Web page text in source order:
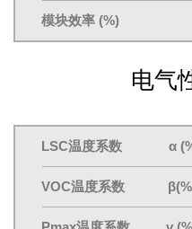
模块效率 (%)
电气
LSC温度系数 α
VOC温度系数 β(%/